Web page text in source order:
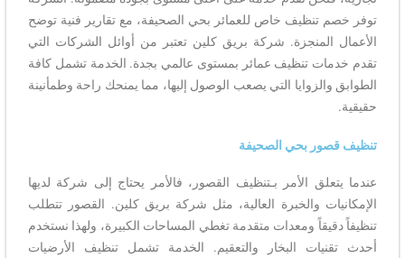
توفر خصم تنظيف خاص للعمائر بحي الصحيفة، مع تقارير فنية توضح
الأعمال المنجزة. شركة بريق كلين تعتبر من أوائل الشركات التي
تقدم خدمات تنظيف عمائر بمستوى عالمي بجدة. الخدمة تشمل كافة
الطوابق والزوايا التي يصعب الوصول إليها، مما يمنحك راحة وطمأنينة
حقيقية.
تنظيف قصور بحي الصحيفة
عندما يتعلق الأمر بـتنظيف القصور، فالأمر يحتاج إلى شركة لديها
الإمكانيات والخبرة العالية، مثل شركة بريق كلين. القصور تتطلب
تنظيفاً دقيقاً ومعدات متقدمة تغطي المساحات الكبيرة، ولهذا نستخدم
أحدث تقنيات البخار والتعقيم. الخدمة تشمل تنظيف الأرضيات